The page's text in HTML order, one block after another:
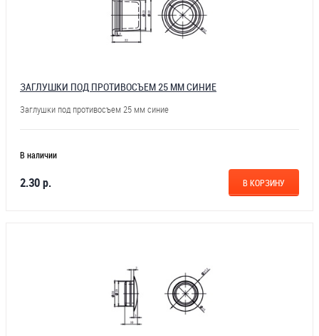
ЗАГЛУШКИ ПОД ПРОТИВОСЪЕМ 25 ММ СИНИЕ
Заглушки под противосъем 25 мм синие
В наличии
2.30 р. В КОРЗИНУ